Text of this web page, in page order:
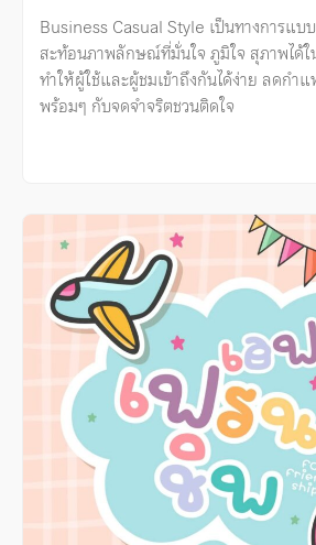
Business Casual Style เป็นทางการแ
สะท้อนภาพลักษณ์ที่มั่นใจ ภูมิใจ สุภาพได้ใ
ทำให้ผู้ใช้และผู้ชมเข้าถึงกันได้ง่าย ลดกำแ
พร้อมๆ กับจดจำจริตชวนติดใจ